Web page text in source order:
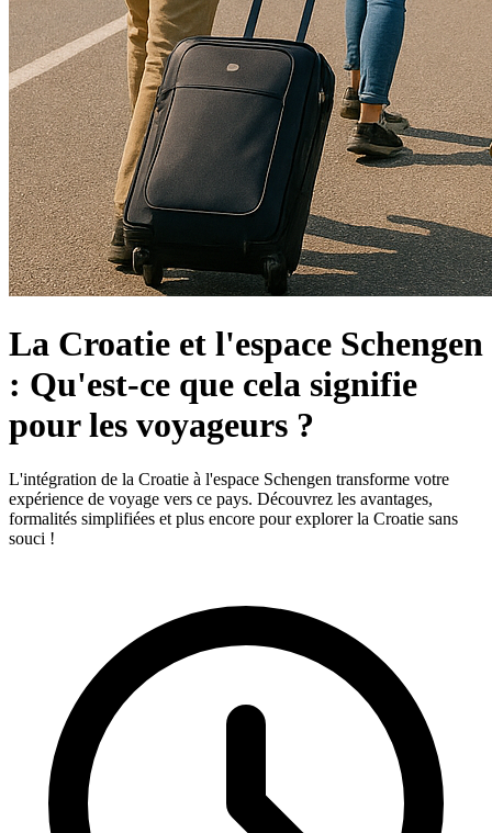
La Croatie et l'espace Schengen
: Qu'est-ce que cela signifie
pour les voyageurs ?
L'intégration de la Croatie à l'espace Schengen transforme votre
expérience de voyage vers ce pays. Découvrez les avantages,
formalités simplifiées et plus encore pour explorer la Croatie sans
souci !